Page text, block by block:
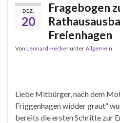
DEZ.
20
Fragebogen
Freienhagen
Von Leonard HeckerunterAllgemein
Liebe Mitbürger, nach dem
Friggenhagen widder graut“
bereits die ersten Schritte zur